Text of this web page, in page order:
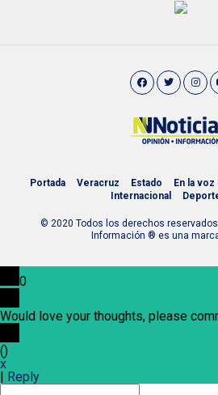
Portada Veracruz Estado En la
Internacional
© 2020 Todos los derechos
Información ® es una
0
Would love your thoughts, please
()
x
Reply